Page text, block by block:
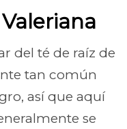
del té de raíz de
tan común
así que aquí
se